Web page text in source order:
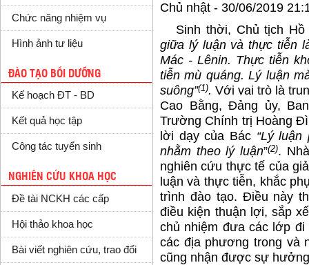
Chức năng nhiệm vụ
Hình ảnh tư liệu
ĐÀO TẠO BỒI DƯỠNG
Kế hoạch ĐT - BD
Kết quả học tập
Công tác tuyển sinh
NGHIÊN CỨU KHOA HỌC
Đề tài NCKH các cấp
Hội thảo khoa học
Bài viết nghiên cứu, trao đổi
Chủ nhật - 30/06/2019
Sinh thời, Chủ tịch Hồ
giữa lý luận và thực tiễn
Mác - Lênin. Thực tiễn
tiễn mù quáng. Lý luận
suông”(1). Với vai trò là
Cao Bằng, Đảng ủy,
Trường Chính trị Hoàng
lời dạy của Bác “Lý
nhằm theo lý luận”(2).
nghiên cứu thực tế của
luận và thực tiễn, khắc
trình đào tạo. Điều này
điều kiện thuận lợi, sắp
chủ nhiệm đưa các lớp
các địa phương trong và
cũng nhận được sự